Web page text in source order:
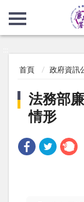
首頁 政府資訊
法務部
情形